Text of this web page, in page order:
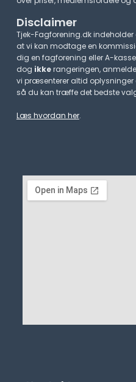
Disclaimer
Tjek-Fagforening.dk
at vi kan modtage en
dig en fagforening eller A-
dog ikkerangeringen,
vi præsenterer altid
så du kan træffe det bedste
Læs hvordan her.